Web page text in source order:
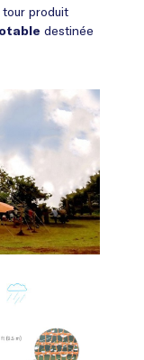
tour produit
destinée